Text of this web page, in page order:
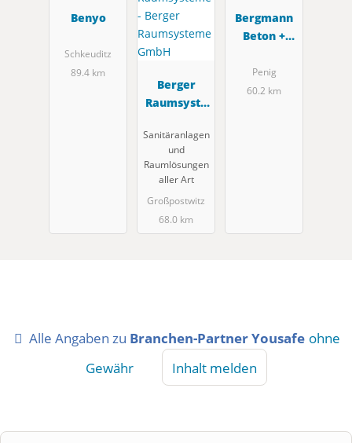
Benyo
Schkeuditz
89.4 km
Berger
Raumsyste
Sanitäranlagen
und
Raumlösungen
aller Art
Großpostwitz
68.0 km
Bergmann
Beton +
chnik
Penig
60.2 km
Alle Angaben zu Branchen-Partner Yousafe ohne
Gewähr
Inhalt melden